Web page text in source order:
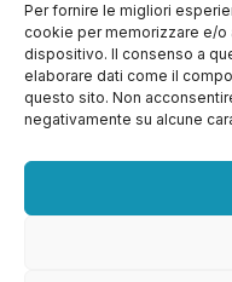
Per fornire le migliori
cookie per memorizzare e/
dispositivo. Il consenso a
elaborare dati come il
questo sito. Non
negativamente su alcune
SUPPORTO
Apri Ticket
Contattaci
Blog
FAQ